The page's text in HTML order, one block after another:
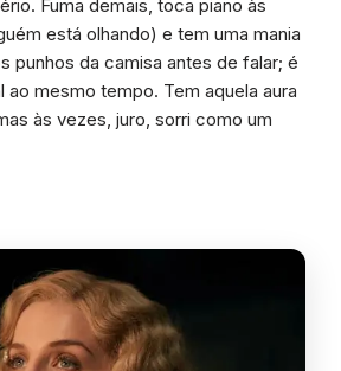
Fuma demais, toca piano às
está olhando) e tem uma mania
punhos da camisa antes de falar; é
mesmo tempo. Tem aquela aura
às vezes, juro, sorri como um